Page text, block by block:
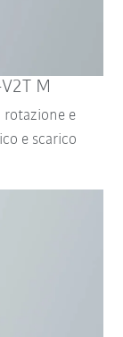
M
rotazione e
e scarico